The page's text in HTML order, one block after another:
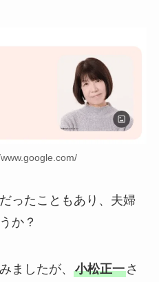
ったこともあり、夫婦
か？
ましたが、 小松正一さ